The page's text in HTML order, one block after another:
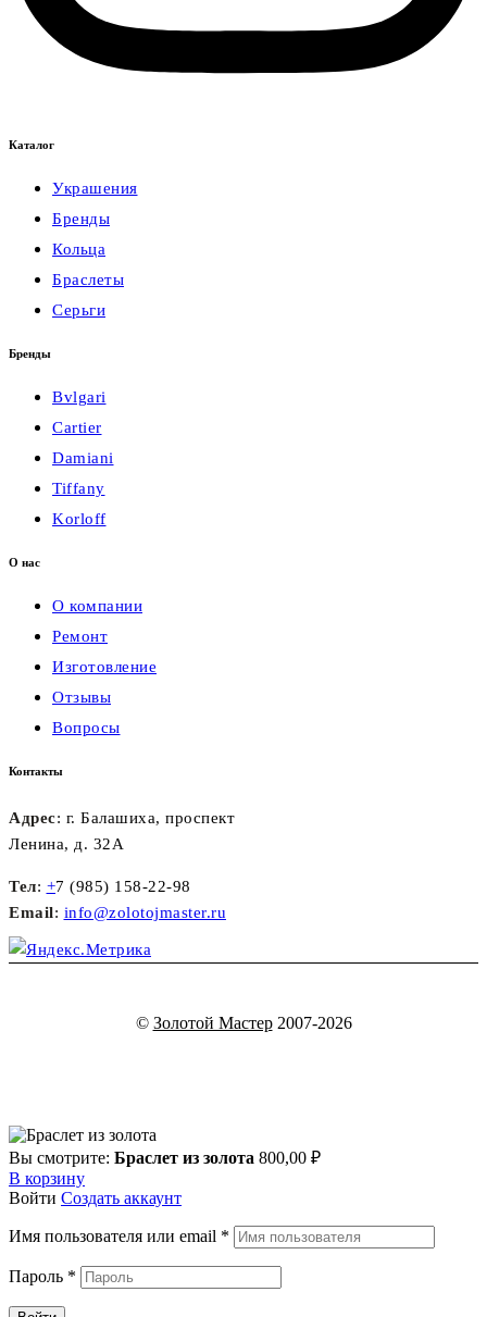
Каталог
Украшения
Бренды
Кольца
Браслеты
Серьги
Бренды
Bvlgari
Cartier
Damiani
Tiffany
Korloff
О нас
О компании
Ремонт
Изготовление
Отзывы
Вопросы
Контакты
Адрес: г. Балашиха, проспект
Ленина, д. 32А
Тел: +7 (985) 158-22-98
Email: info@zolotojmaster.ru
© Золотой Мастер2007-2026
Вы смотрите: Браслет из золота 800,00 ₽
В корзину
Войти Создать аккаунт
Имя пользователя или email *
Пароль *